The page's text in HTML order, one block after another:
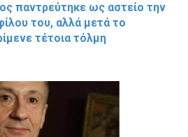
παντρεύτηκε ως αστείο την
του, αλλά μετά το
τέτοια τόλμη